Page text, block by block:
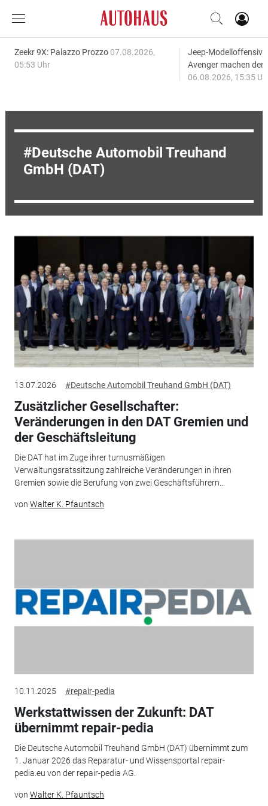
Zeekr 9X: Palazzo Prozzo 07.08.2026,
05:53 Uhr
Jeep-
Avenger machen
06.08.2026, 15:35
Deutsche Automobil Treuhand
GmbH (DAT)
13.07.2026 #Deutsche Automobil Treuhand GmbH (DAT)
Zusätzlicher Gesellschafter:
Veränderungen in den DAT Gremien und
der Geschäftsleitung
Die DAT hat im Zuge ihrer turnusmäßigen
Verwaltungsratssitzung zahlreiche Veränderungen in ihren
Gremien sowie die Berufung von zwei Geschäftsführern...
von Walter K. Pfauntsch
10.11.2025 #repair-pedia
Werkstattwissen der Zukunft: DAT
übernimmt repair-pedia
Die Deutsche Automobil Treuhand GmbH (DAT) übernimmt zum
1. Januar 2026 das Reparatur- und Wissensportal repair-
pedia.eu von der repair-pedia AG.
von Walter K. Pfauntsch